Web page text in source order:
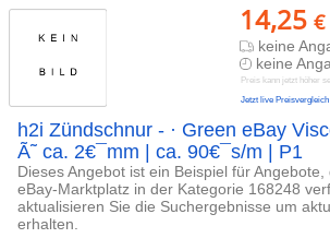
14,25 €
keine
keine
Preis kann jetzt höher
Jetzt live Preisvergleich
h2i Zündschnur - · Green eBay
Ã˜ ca. 2€¯mm | ca. 90€¯s/m | P1
Dieses Angebot ist ein Beispiel für
eBay-Marktplatz in der Kategorie 168248
aktualisieren Sie die Suchergebnisse um
erhalten.